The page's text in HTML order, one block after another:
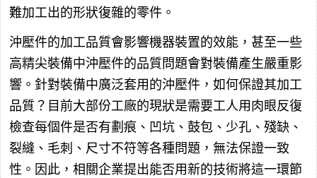
難加工出的形狀復雜的零件。
沖壓件的加工品質會影響機器裝置的效能，甚至一些
高精尖裝備中沖壓件的品質問題會對裝備產生嚴重影
響。針對裝備中廣泛套用的沖壓件，如何保證其加工
品質？目前大部份工廠的現狀是需要工人用肉眼反復
檢查每個件是否有劃痕、凹坑、鼓包、少孔、殘缺、
裂縫、毛刺、尺寸不符等各種問題，無法保證一致
性。因此，相關企業提出能否用新的技術將這一環節